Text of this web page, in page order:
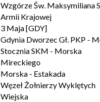
Wzgórze Św. Maksymiliana
Armii Krajowej
3 Maja [GDY]
Gdynia Dworzec Gł. PKP -
Stocznia SKM - Morska
Mireckiego
Morska - Estakada
Węzeł Żołnierzy Wyklętych
Wiejska